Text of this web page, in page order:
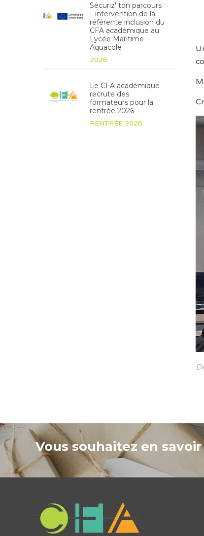
Sécuriz' ton parcours
– intervention de la
référente inclusion du
CFA académique au
Lycée Maritime
Aquacole
2026
Le CFA académique
recrute des
formateurs pour la
rentrée 2026
RENTRÉE 2026
Vous souhaitez en